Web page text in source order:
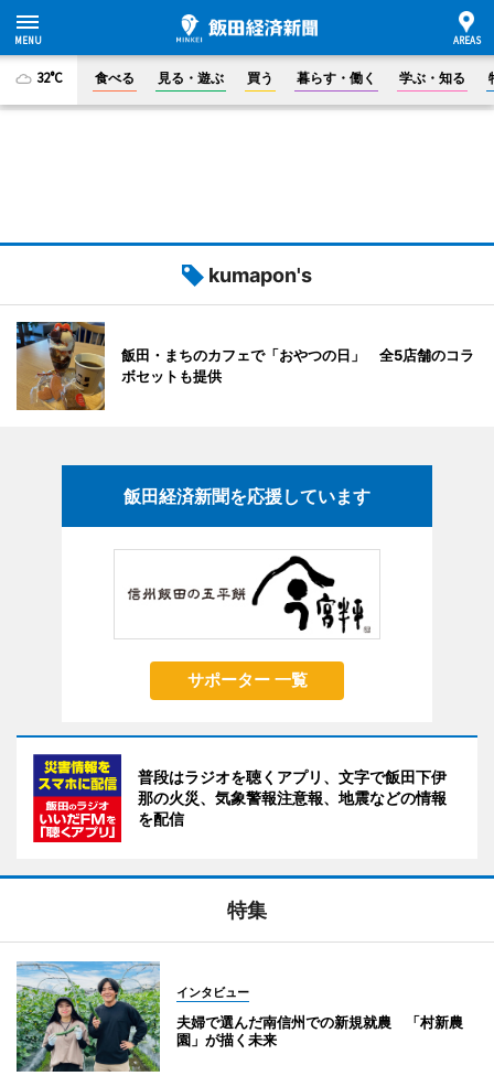
32°C 食べる 見る・遊ぶ 買う 暮らす・働く 学ぶ・知る
kumapon's
飯田・まちのカフェで「おやつの日」 全5店舗のコラ
ボセットも提供
飯田経済新聞を応援しています
サポーター 一覧
普段はラジオを聴くアプリ、文字で飯田下伊
那の火災、気象警報注意報、地震などの情報
を配信
特集
インタビュー
夫婦で選んだ南信州での新規就農 「村新農
園」が描く未来